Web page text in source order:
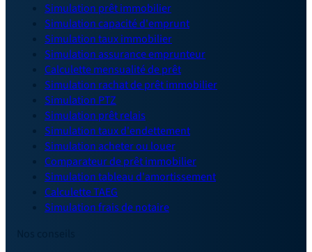
Simulation prêt immobilier
Simulation capacité d'emprunt
Simulation taux immobilier
Simulation assurance emprunteur
Calculette mensualité de prêt
Simulation rachat de prêt immobilier
Simulation PTZ
Simulation prêt relais
Simulation taux d'endettement
Simulation acheter ou louer
Comparateur de prêt immobilier
Simulation tableau d'amortissement
Calculette TAEG
Simulation frais de notaire